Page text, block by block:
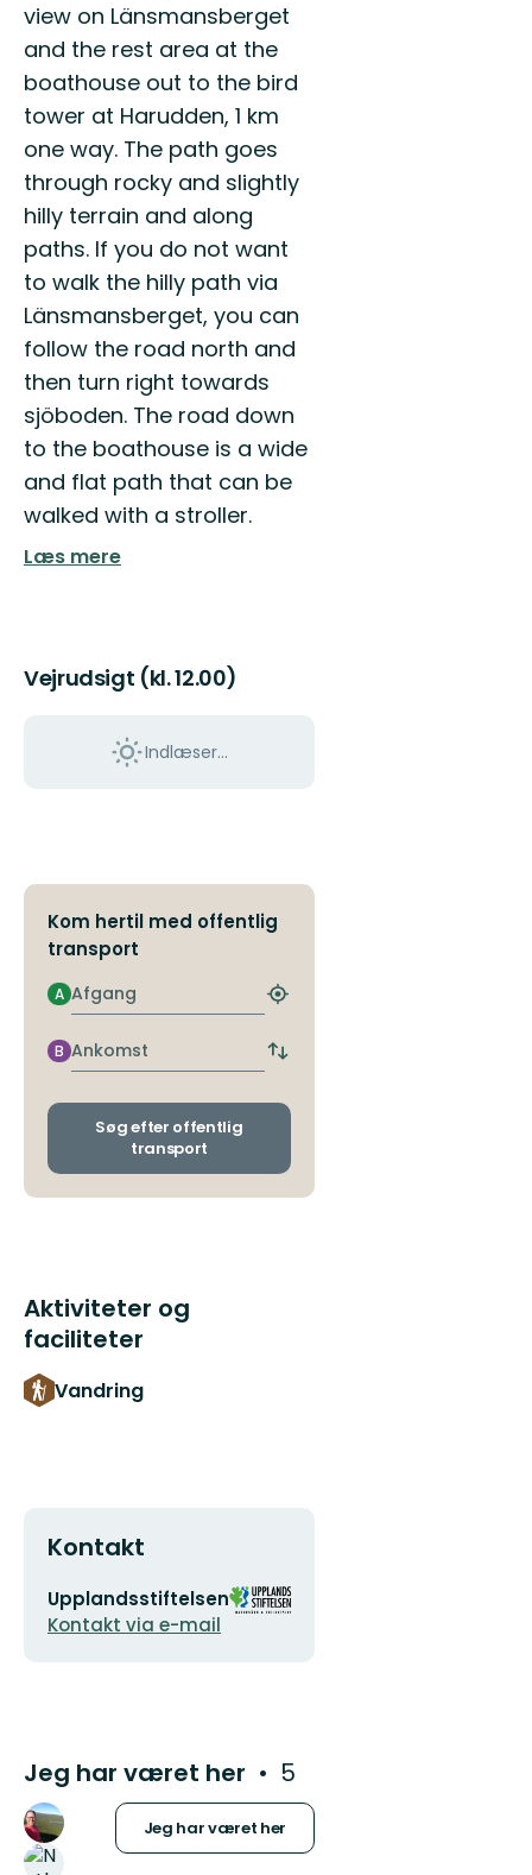
view on Länsmansberget
and the rest area at the
boathouse out to the bird
tower at Harudden, 1 km
one way. The path goes
through rocky and slightly
hilly terrain and along
paths. If you do not want
to walk the hilly path via
Länsmansberget, you can
follow the road north and
then turn right towards
sjöboden. The road down
to the boathouse is a wide
and flat path that can be
walked with a stroller.
Læs mere
Vejrudsigt (kl. 12.00)
Indlæser...
Kom hertil med offentlig
transport
Afgang
A
Find
nærmeste
stoppested
Ankomst
B
Skift
og
Søg efter offentlig
transport
Aktiviteter og
faciliteter
Vandring
Kontakt
E-
mailadresse
Upplandsstiftelsen
Kontakt via e-mail
Organisationens
logotype
Jeg har været her 5
Jeg har været her